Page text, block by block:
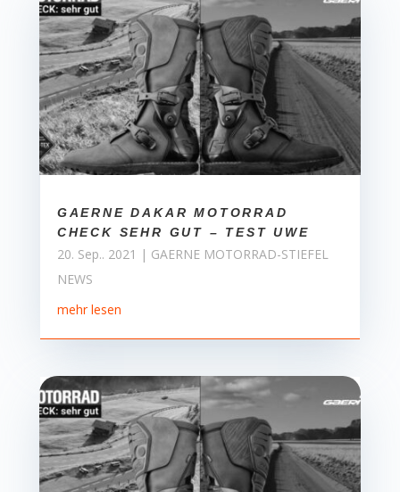
GAERNE DAKAR MOTORRAD
CHECK SEHR GUT – TEST UWE
20. Sep.. 2021 | GAERNE MOTORRAD-STIEFEL
NEWS
mehr lesen